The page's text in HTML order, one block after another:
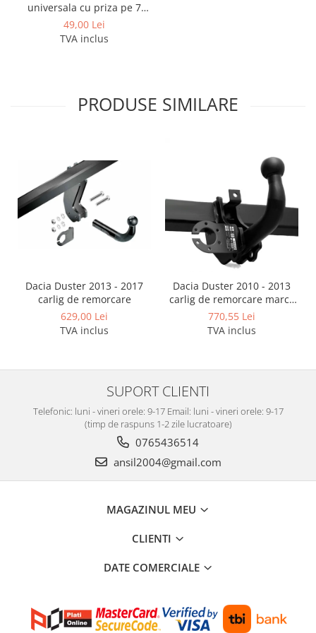
Covorase auto Lexus
Covorase auto Mazda
Covorase auto Mercedes
Covorase auto Nissan
Covorase auto Opel
Covorase auto Renault
Covorase auto Saab
Covorase auto Seat
Covorase auto Skoda
Covorase auto Subaru
Covorase auto Toyota
Covorase auto Volvo
Covorase auto Vw
Cutii portbagaj
transversale
Generatoare curent portabile
Genti si rucsacuri
Accesorii genti-rucsacuri
Genti schi si snowboard
Instalatii simple
universala cu priza pe 7
pini
49,00 Lei
TVA inclus
PRODUSE SIMILARE
Dacia Duster 2013 - 2017
carlig de remorcare
629,00 Lei
TVA inclus
Dacia Duster 2010 - 2013
carlig de remorcare marca
Autohak
770,55 Lei
TVA inclus
SUPORT CLIENTI
Telefonic: luni - vineri orele: 9-17 Email: luni - vineri orele: 9-17
(timp de raspuns 1-2 zile lucratoare)
0765436514
ansil2004@gmail.com
MAGAZINUL MEU
CLIENTI
DATE COMERCIALE